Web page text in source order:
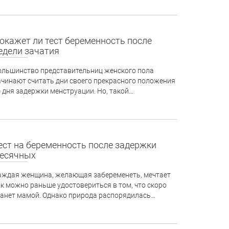
ли тест беременность после
зачатия
представительниц женского пола
считать дни своего прекрасного положения
дня задержки менструации. Но, такой…
на беременность после задержки
женщина, желающая забеременеть, мечтает
можно раньше удостовериться в том, что скоро
мамой. Однако природа распорядилась…